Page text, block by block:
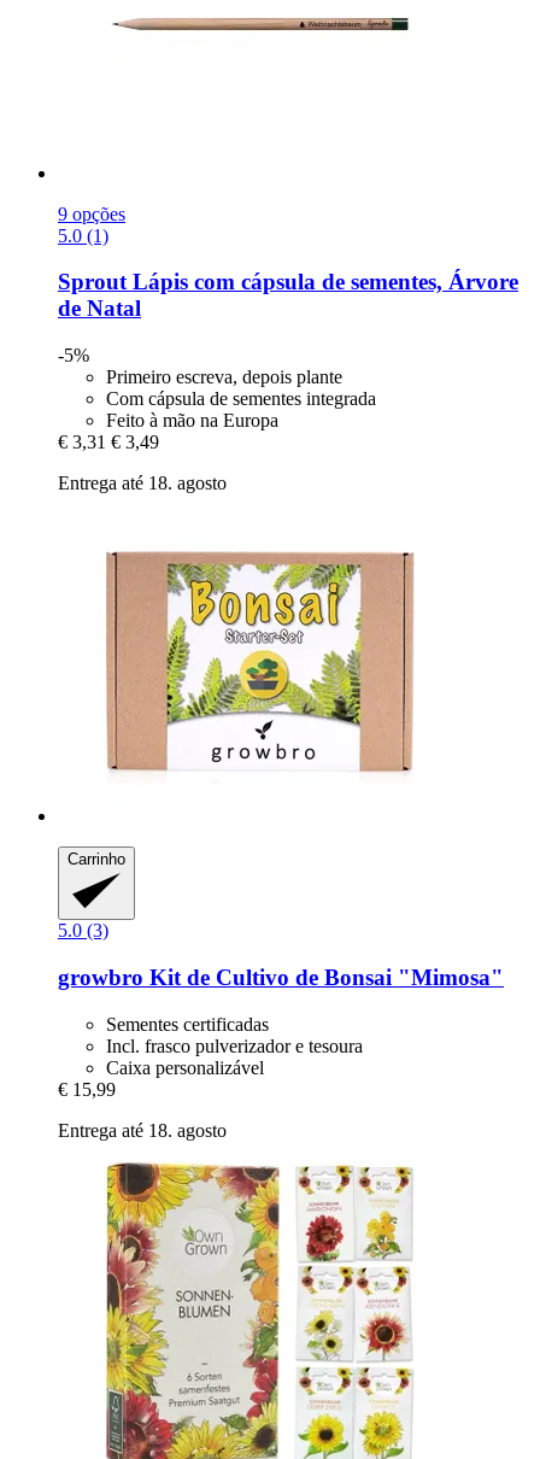
9 opções
5.0 (1)
SproutLápis com cápsula de sementes, Árvore
de Natal
-5%
Primeiro escreva, depois plante
Com cápsula de sementes integrada
Feito à mão na Europa
€ 3,31 € 3,49
Entrega até 18. agosto
Carrinho
5.0 (3)
growbro Kit de Cultivo de Bonsai "Mimosa"
Sementes certificadas
Incl. frasco pulverizador e tesoura
Caixa personalizável
€ 15,99
Entrega até 18. agosto